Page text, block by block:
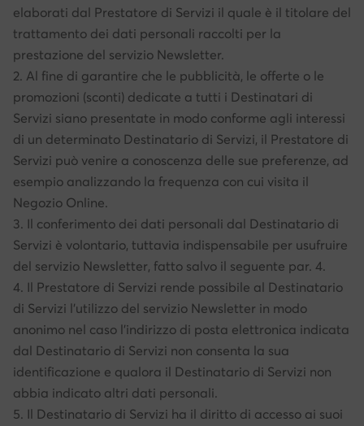
elaborati dal Prestatore di Servizi il quale è il titolare del
trattamento dei dati personali raccolti per la
prestazione del servizio Newsletter.
2. Al fine di garantire che le pubblicità, le offerte o le
promozioni (sconti) dedicate a tutti i Destinatari di
Servizi siano presentate in modo conforme agli interessi
di un determinato Destinatario di Servizi, il Prestatore di
Servizi può venire a conoscenza delle sue preferenze, ad
esempio analizzando la frequenza con cui visita il
Negozio Online.
3. Il conferimento dei dati personali dal Destinatario di
Servizi è volontario, tuttavia indispensabile per usufruire
del servizio Newsletter, fatto salvo il seguente par. 4.
4. Il Prestatore di Servizi rende possibile al Destinatario
di Servizi l’utilizzo del servizio Newsletter in modo
anonimo nel caso l’indirizzo di posta elettronica indicata
dal Destinatario di Servizi non consenta la sua
identificazione e qualora il Destinatario di Servizi non
abbia indicato altri dati personali.
5. Il Destinatario di Servizi ha il diritto di accesso ai suoi